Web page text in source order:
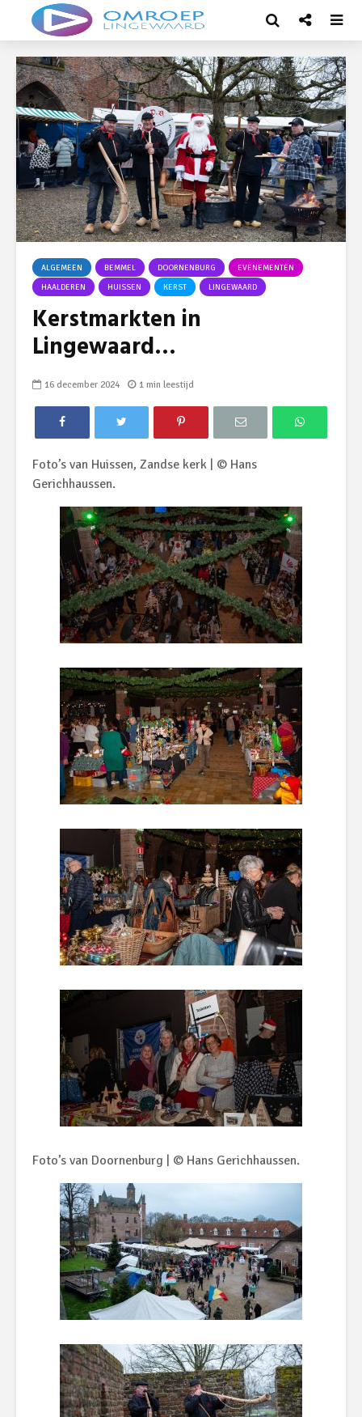
ALGEMEEN BEMMEL DOORNENBURG
EVENEMENTEN
HAALDEREN
HUISSEN KERST LINGEWAARD
Kerstmarkten in
Lingewaard…
16 december 2024 1 min leestijd
Foto’s van Huissen, Zandse kerk | © Hans
Gerichhaussen.
Foto’s van Doornenburg | © Hans Gerichhaussen.